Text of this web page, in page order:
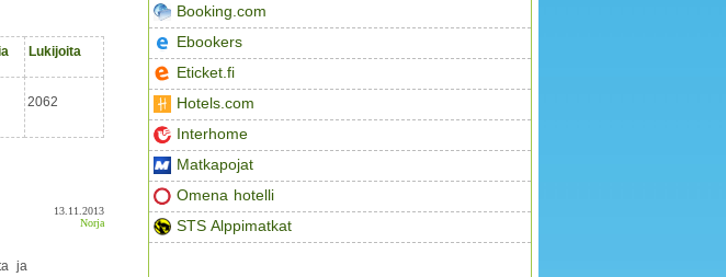
Booking.com
Ebookers
Eticket.fi
Hotels.com
Interhome
Matkapojat
Omena hotelli
STS Alppimatkat
Lukijoita
2062
13.11.2013
Norja
ja